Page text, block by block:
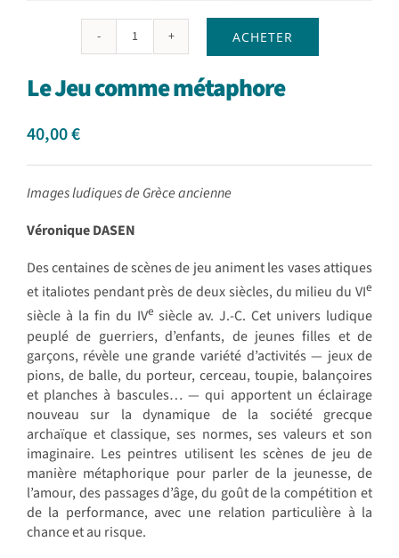
quantité
Le
ACHETER
Le Jeu comme métaphore
40,00€
Images ludiques de Grèce ancienne
Véronique DASEN
Des centaines de scènes de jeu animent les vases attiques
et italiotes pendant près de deux siècles, du milieu du VIe
siècle à la fin du IVe siècle av. J.-C. Cet univers ludique
peuplé de guerriers, d’enfants, de jeunes filles et de
garçons, révèle une grande variété d’activités — jeux de
pions, de balle, du porteur, cerceau, toupie, balançoires
et planches à bascules… — qui apportent un éclairage
nouveau sur la dynamique de la société grecque
archaïque et classique, ses normes, ses valeurs et son
imaginaire. Les peintres utilisent les scènes de jeu de
manière métaphorique pour parler de la jeunesse, de
l’amour, des passages d’âge, du goût de la compétition et
de la performance, avec une relation particulière à la
chance et au risque.